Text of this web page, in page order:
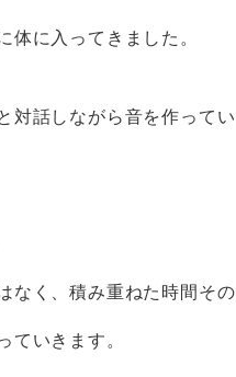
に入ってきました。
話しながら音を作ってい
く、積み重ねた時間その
ていきます。